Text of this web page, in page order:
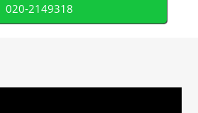
020-2149318